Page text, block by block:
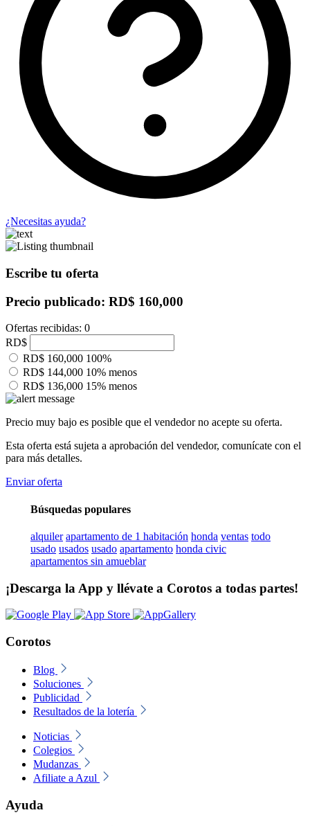
¿Necesitas ayuda?
Escribe tu oferta
Precio publicado: RD$ 160,000
Ofertas recibidas: 0
RD$
RD$ 160,000 100%
RD$ 144,000 10% menos
RD$ 136,000 15% menos
Precio muy bajo es posible que el vendedor no acepte su oferta.
Esta oferta está sujeta a aprobación del vendedor, comunícate con el
para más detalles.
Enviar oferta
Búsquedas populares
alquiler apartamento de 1 habitación honda ventas todo
usado usados usado apartamento honda civic
apartamentos sin amueblar
¡Descarga la App y llévate a Corotos a todas partes!
Corotos
Blog
Soluciones
Publicidad
Resultados de la lotería
Noticias
Colegios
Mudanzas
Afiliate a Azul
Ayuda